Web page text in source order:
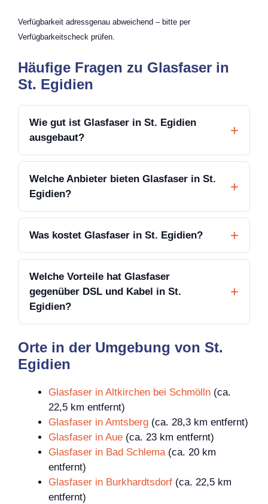
Verfügbarkeit adressgenau abweichend – bitte per
Verfügbarkeitscheck prüfen.
Häufige Fragen zu Glasfaser in
St. Egidien
Wie gut ist Glasfaser in St. Egidien
ausgebaut?
Welche Anbieter bieten Glasfaser in St.
Egidien?
Was kostet Glasfaser in St. Egidien?
Welche Vorteile hat Glasfaser
gegenüber DSL und Kabel in St.
Egidien?
Orte in der Umgebung von St.
Egidien
Glasfaser in Altkirchen bei Schmölln (ca.
22,5 km entfernt)
Glasfaser in Amtsberg (ca. 28,3 km entfernt)
Glasfaser in Aue (ca. 23 km entfernt)
Glasfaser in Bad Schlema(ca. 20 km
entfernt)
Glasfaser in Burkhardtsdorf (ca. 22,5 km
entfernt)